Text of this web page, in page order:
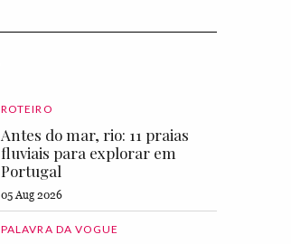
ROTEIRO
Antes do mar, rio: 11 praias
fluviais para explorar em
Portugal
05 Aug 2026
PALAVRA DA VOGUE